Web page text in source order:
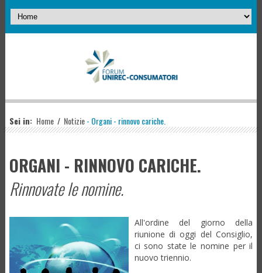
Sei in: Home / Notizie- Organi - rinnovo cariche.
ORGANI - RINNOVO CARICHE.
Rinnovate le nomine.
All'ordine del giorno della
riunione di oggi del Consiglio,
ci sono state le nomine per il
nuovo triennio.